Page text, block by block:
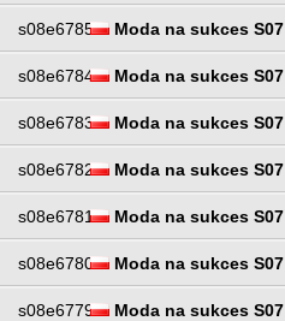
s08e6785 Moda na sukces S07
s08e6784 Moda na sukces S07
s08e6783 Moda na sukces S07
s08e6782 Moda na sukces S07
s08e6781 Moda na sukces S07
s08e6780 Moda na sukces S07
s08e6779 Moda na sukces S07